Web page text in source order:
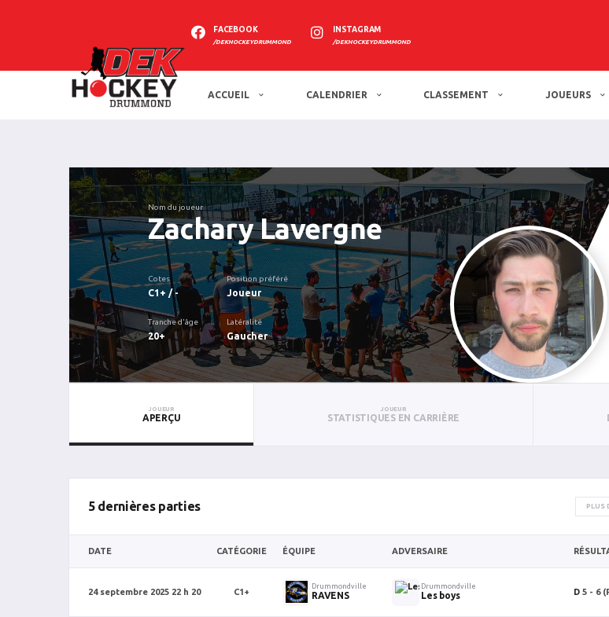
FACEBOOK
/DEKHOCKEYDRUMMOND
INSTAGRAM
/DEKHOCKEYDRUMMOND
ACCUEIL CALENDRIER CLASSEMENT JOUEURS
Nom du joueur
Zachary Lavergne
Cotes
C1+ / -
Position préféré
Joueur
Tranche d'âge
20+
Latéralité
Gaucher
JOUEUR
APERÇU
JOUEUR
STATISTIQUES EN CARRIÈRE
5 dernières parties PLUS
DATE CATÉGORIE ÉQUIPE ADVERSAIRE
24 septembre 2025 22 h 20 C1+
Drummondville
RAVENS
Drummondville
Les boys D 5 - 6